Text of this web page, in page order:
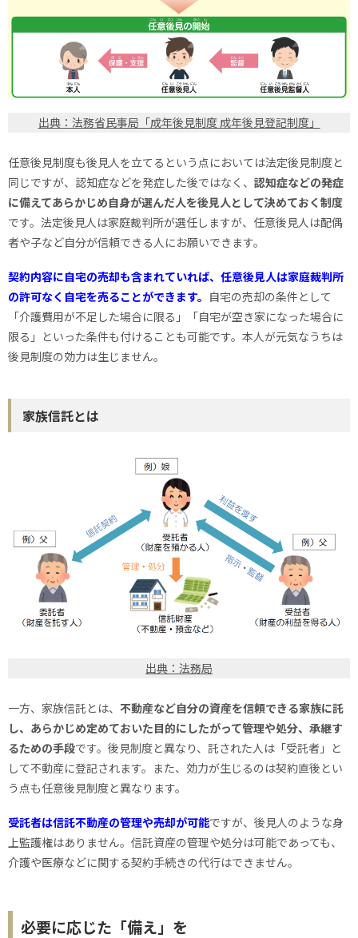
出典：法務省民事局「成年後見制度 成年後見登記制度」
任意後見制度も後見人を立てるという点においては法定後見制度と
同じですが、認知症などを発症した後ではなく、 認知症などの発症
に備えてあらかじめ自身が選んだ人を後見人として決めておく制度
です。法定後見人は家庭裁判所が選任しますが、任意後見人は配偶
者や子など自分が信頼できる人にお願いできます。
契約内容に自宅の売却も含まれていれば、任意後見人は家庭裁判所
の許可なく自宅を売ることができます。 自宅の売却の条件として
「介護費用が不足した場合に限る」「自宅が空き家になった場合に
限る」といった条件も付けることも可能です。本人が元気なうちは
後見制度の効力は生じません。
家族信託とは
出典：法務局
一方、家族信託とは、 不動産など自分の資産を信頼できる家族に託
し、あらかじめ定めておいた目的にしたがって管理や処分、承継す
るための手段です。後見制度と異なり、託された人は「受託者」と
して不動産に登記されます。また、効力が生じるのは契約直後とい
う点も任意後見制度と異なります。
受託者は信託不動産の管理や売却が可能ですが、後見人のような身
上監護権はありません。信託資産の管理や処分は可能であっても、
介護や医療などに関する契約手続きの代行はできません。
必要に応じた「備え」を